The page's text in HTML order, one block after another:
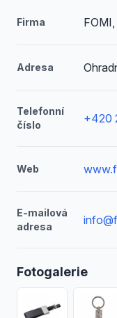
Firma
Adresa
Telefonní
číslo
+420
Web
E-mailová
adresa
Fotogalerie